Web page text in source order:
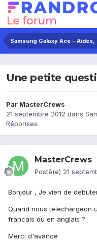
Samsung Galaxy Ace -
Une petite
Par MasterCrews
21 septembre 2012 dans
Réponses
MasterCrews
Posté(e) 21
Bonjour , Je vien de
Quand nous telechargeon
francais ou en anglais ?
Merci d'avance